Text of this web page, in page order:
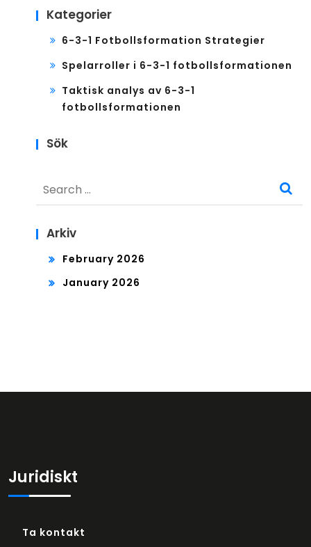
Kategorier
6-3-1 Fotbollsformation Strategier
Spelarroller i 6-3-1 fotbollsformationen
Taktisk analys av 6-3-1
fotbollsformationen
Sök
for:
Arkiv
February 2026
January 2026
Juridiskt
Ta kontakt